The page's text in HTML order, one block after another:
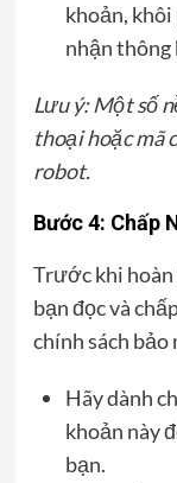
khoản, khôi
nhận
Lưu ý: Một số
thoại hoặc mã
robot.
Bước 4: Chấp
Trước khi hoàn
bạn đọc và
chính sách bảo
Hãy dành
khoản này
bạn.